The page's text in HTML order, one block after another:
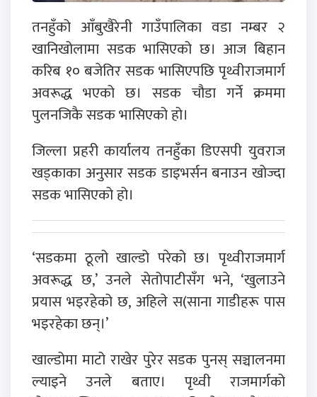
तनहुँको आँबुखैरेनी गाउँपालिका वडा नम्बर २
खानिखोलामा सडक भासिएको छ। आज बिहान
करिब १० बजेतिर सडक भासिएपछि पृथ्वीराजमार्ग
अवरूद्ध भएको छ। सडक चौडा गर्ने क्रममा
पुलनजिकै सडक भासिएको हो।
जिल्ला प्रहरी कार्यालय तनहुँका डिएसपी युवराज
खड्काका अनुसार सडक डाइभर्सन बनाउन खोज्दा
सडक भासिएको हो।
‘सडकमा ठूलो खाल्डो परेको छ। पृथ्वीराजमार्ग
अवरूद्ध छ,’ उनले सेतोपाटीसँग भने, ‘खुलाउने
प्रयास भइरहेको छ, अहिले स(साना गाडीहरू पास
भइरहेका छन्।’
खाल्डोमा माटो राखेर पुरेर सडक पुनस् सञ्चालनमा
ल्याइने उनले बताए। पृथ्वी राजमार्गको